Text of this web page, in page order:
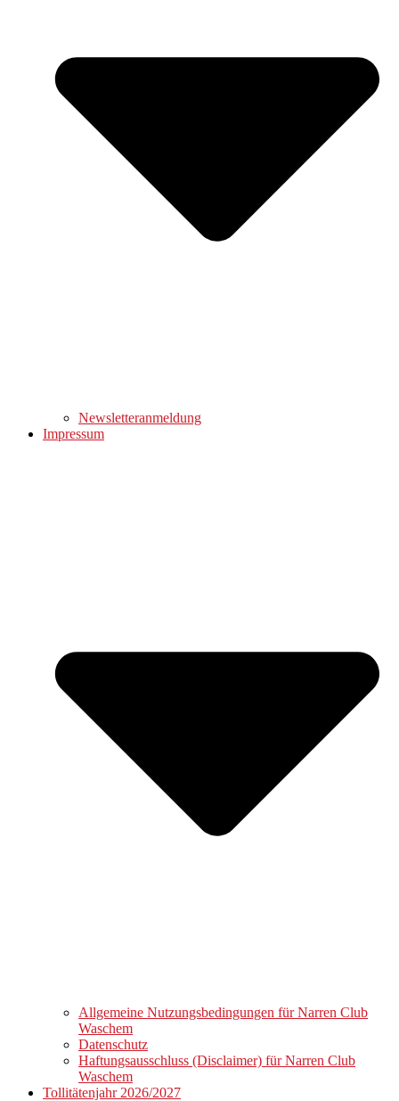
Newsletteranmeldung
Impressum
Allgemeine Nutzungsbedingungen für Narren Club
Waschem
Datenschutz
Haftungsausschluss (Disclaimer) für Narren Club
Waschem
Tollitätenjahr 2026/2027